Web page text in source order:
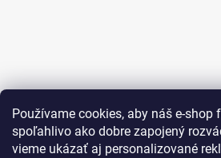
Používame cookies, aby náš e-shop
spoľahlivo ako dobre zapojený
vieme ukázať aj personalizované